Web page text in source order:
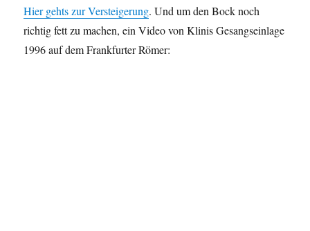
Hier gehts zur Versteigerung. Und um den Bock noch
richtig fett zu machen, ein Video von Klinis Gesangseinlage
1996 auf dem Frankfurter Römer: